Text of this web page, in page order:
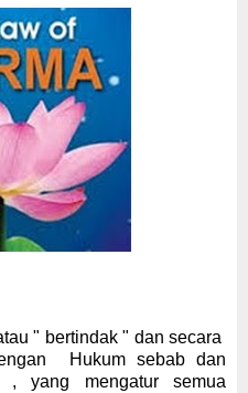
" bertindak " dan secara
Hukum sebab dan
yang mengatur semua